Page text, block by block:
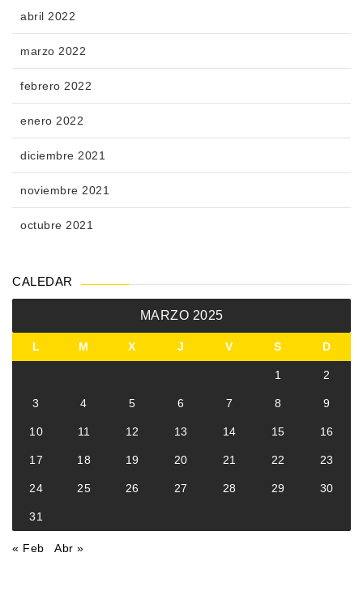
abril 2022
marzo 2022
febrero 2022
enero 2022
diciembre 2021
noviembre 2021
octubre 2021
CALEDAR
MARZO 2025
L M X J V S D
1 2
3 4 5 6 7 8 9
10 11 12 13 14 15 16
17 18 19 20 21 22 23
24 25 26 27 28 29 30
31
« Feb Abr »